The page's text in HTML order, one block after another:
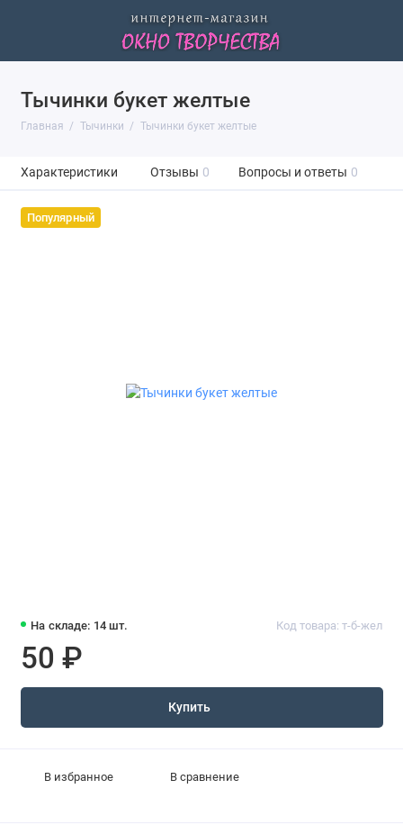
Тычинки букет желтые
Главная Тычинки Тычинки букет желтые
Характеристики Отзывы 0 Вопросы и ответы 0
Популярный
На складе: 14 шт. Код товара: т-б-жел
50 ₽
Купить
В избранное В сравнение